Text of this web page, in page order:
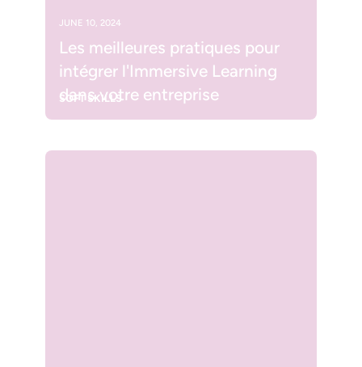
JUNE 10, 2024
Les meilleures pratiques pour
intégrer l'Immersive Learning
dans votre entreprise
SOFT SKILLS